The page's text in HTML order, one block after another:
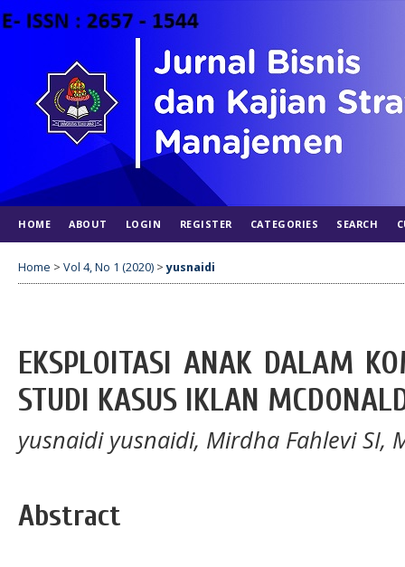
HOME ABOUT LOGIN REGISTER CATEGORIES SEARCH
Home > Vol 4, No 1 (2020) >yusnaidi
EKSPLOITASI ANAK DALAM
STUDI KASUS IKLAN
yusnaidi yusnaidi, Mirdha Fahlevi SI,
Abstract